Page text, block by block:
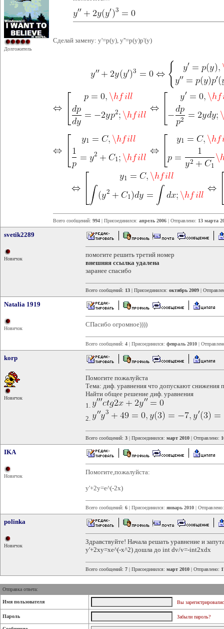
Долгожитель
Сделай замену: y'=p(y), y''=p(y)p'(y)
Всего сообщений: 994 | Присоединился: апрель 2006 | Отправлено: 13 марта
svetik2289
Новичок
помогите решить третий номер
внешняя ссылка удалена
заранее спасибо
Всего сообщений: 13 | Присоединился: октябрь 2009 |
Natalia 1919
Новичок
СПасибо огромное))))
Всего сообщений: 4 | Присоединился: февраль 2010 |
korp
Новичок
Помогите пожалуйста
Тема: диф. уравнения что допускают снижения
Найти общее решение диф. уравнения
1.
2.
Всего сообщений: 3 | Присоединился: март 2010 | Отправлено:
IKA
Новичок
Помогите,пожалуйста:
y'+2y=e^(-2x)
Всего сообщений: 6 | Присоединился: январь 2010 |
polinka
Новичок
Здравствуйте! Начала решать уравнение и
y'+2xy=xe^(-x^2) дошла до int dv/v=-int2xdx
Всего сообщений: 7 | Присоединился: март 2010 | Отправлено:
Отправка ответа:
Имя пользователя Вы
Пароль Забыли пароль?